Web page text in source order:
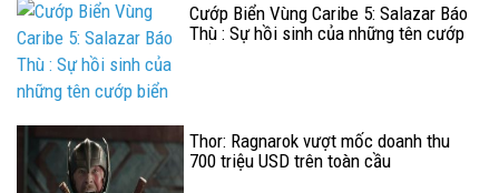
Cướp Biển Vùng Caribe 5: Salazar Báo
Thù : Sự hồi sinh của những tên cướp
Thor: Ragnarok vượt mốc doanh thu
700 triệu USD trên toàn cầu